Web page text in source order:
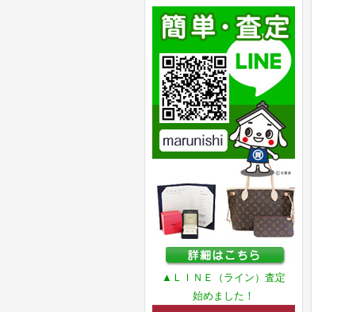
▲ＬＩＮＥ（ライン）査定
始めました！